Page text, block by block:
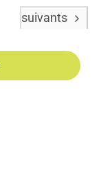
Évènements
suivants